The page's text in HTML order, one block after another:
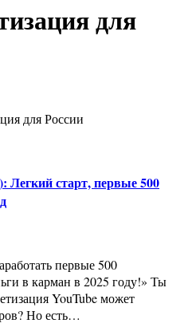
для
для России
Легкий старт, первые 500
в карман в 2025 году!» Ты
YouTube может
Но есть…